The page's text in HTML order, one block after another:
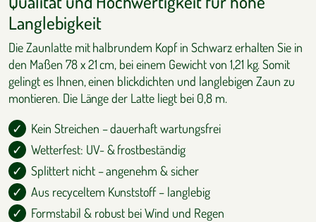
Langlebigkeit
Die Zaunlatte mit halbrundem Kopf in Schwarz erhalten Sie in
den Maßen 78 x 21 cm, bei einem Gewicht von 1,21 kg. Somit
gelingt es Ihnen, einen blickdichten und langlebigen Zaun zu
montieren. Die Länge der Latte liegt bei 0,8 m.
Kein Streichen – dauerhaft wartungsfrei
Wetterfest: UV- & frostbeständig
Splittert nicht – angenehm & sicher
Aus recyceltem Kunststoff – langlebig
Formstabil & robust bei Wind und Regen